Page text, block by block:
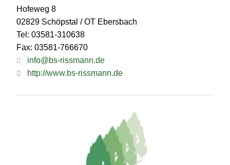
Hofeweg 8
02829 Schöpstal / OT Ebersbach
Tel: 03581-310638
Fax: 03581-766670
info@bs-rissmann.de
http://www.bs-rissmann.de